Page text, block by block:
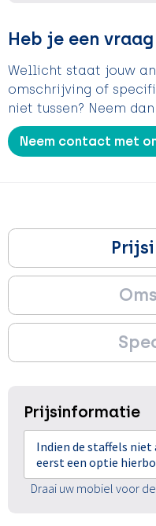
Heb je een
Wellicht staat jouw
omschrijving of
niet tussen? Neem
Neem contact met
Prijsinformatie
Indien de staffels
eerst een optie
Draai uw mobiel voor